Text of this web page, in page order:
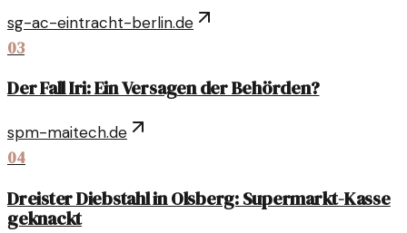
sg-ac-eintracht-berlin.de
03
Der Fall Iri: Ein Versagen der Behörden?
spm-maitech.de
04
Dreister Diebstahl in Olsberg: Supermarkt-Kasse
geknackt